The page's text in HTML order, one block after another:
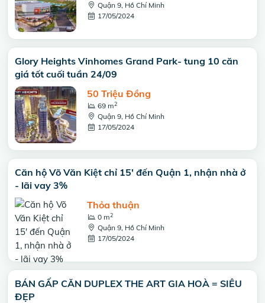
Quận 9, Hồ Chí Minh
17/05/2024
Glory Heights Vinhomes Grand Park- tung 10 căn
giá tốt cuối tuần 24/09
50 Triệu Đồng
69 m2
Quận 9, Hồ Chí Minh
17/05/2024
Căn hộ Võ Văn Kiệt chỉ 15' đến Quận 1, nhận nhà ở
- lãi vay 3%
Thỏa thuận
0 m2
Quận 9, Hồ Chí Minh
17/05/2024
BÁN GẤP CĂN DUPLEX THE ART GIA HOÀ = SIÊU
ĐẸP